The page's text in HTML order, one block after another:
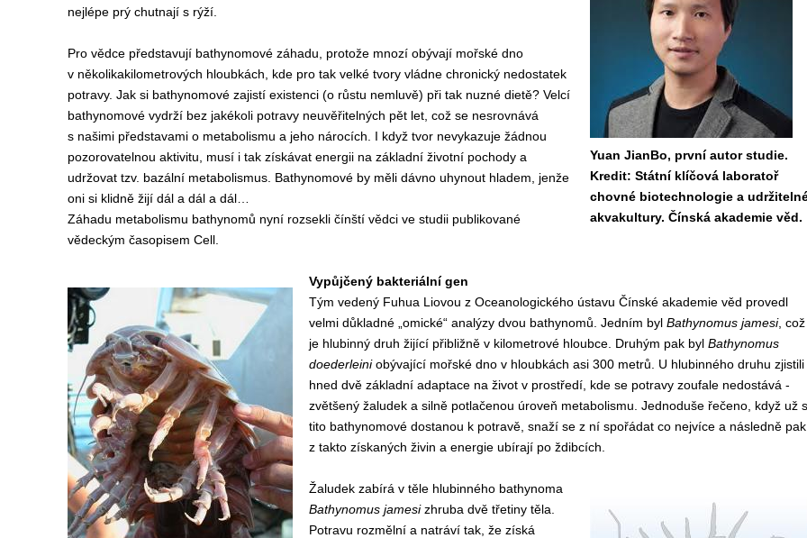
Yuan JianBo, první autor studie.
Kredit: Státní klíčová laboratoř
chovné biotechnologie a
akvakultury. Čínská akademie věd.
nejlépe prý chutnají s rýží.
Pro vědce představují bathynomové záhadu, protože mnozí obývají mořské dno
v několikakilometrových hloubkách, kde pro tak velké tvory vládne chronický nedostatek
potravy. Jak si bathynomové zajistí existenci (o růstu nemluvě) při tak nuzné dietě? Velcí
bathynomové vydrží bez jakékoli potravy neuvěřitelných pět let, což se nesrovnává
s našimi představami o metabolismu a jeho nárocích. I když tvor nevykazuje žádnou
pozorovatelnou aktivitu, musí i tak získávat energii na základní životní pochody a
udržovat tzv. bazální metabolismus. Bathynomové by měli dávno uhynout hladem, jenže
oni si klidně žijí dál a dál a dál…
Záhadu metabolismu bathynomů nyní rozsekli čínští vědci ve studii publikované
vědeckým časopisem Cell.
Vypůjčený bakteriální gen
Tým vedený Fuhua Liovou z Oceanologického ústavu Čínské akademie věd provedl
velmi důkladné „omické“ analýzy dvou bathynomů. Jedním byl Bathynomus jamesi, což
je hlubinný druh žijící přibližně v kilometrové hloubce. Druhým pak byl Bathynomus
doederleiniobývající mořské dno v hloubkách asi 300 metrů. U hlubinného druhu zjistili
hned dvě základní adaptace na život v prostředí, kde se potravy zoufale nedostává -
zvětšený žaludek a silně potlačenou úroveň metabolismu. Jednoduše řečeno, když už
tito bathynomové dostanou k potravě, snaží se z ní spořádat co nejvíce a následně pak
z takto získaných živin a energie ubírají po ždibcích.
Žaludek zabírá v těle hlubinného bathynoma
Bathynomus jamesizhruba dvě třetiny těla.
Potravu rozmělní a natráví tak, že získá